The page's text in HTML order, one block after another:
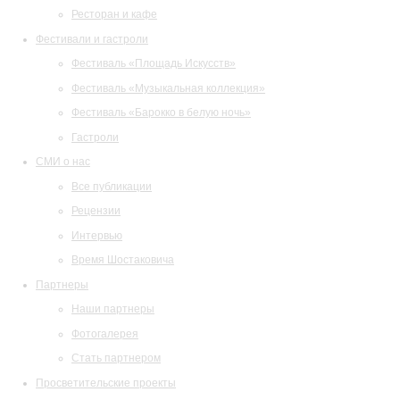
Ресторан и кафе
Фестивали и гастроли
Фестиваль «Площадь Искусств»
Фестиваль «Музыкальная коллекция»
Фестиваль «Барокко в белую ночь»
Гастроли
СМИ о нас
Все публикации
Рецензии
Интервью
Время Шостаковича
Партнеры
Наши партнеры
Фотогалерея
Стать партнером
Просветительские проекты